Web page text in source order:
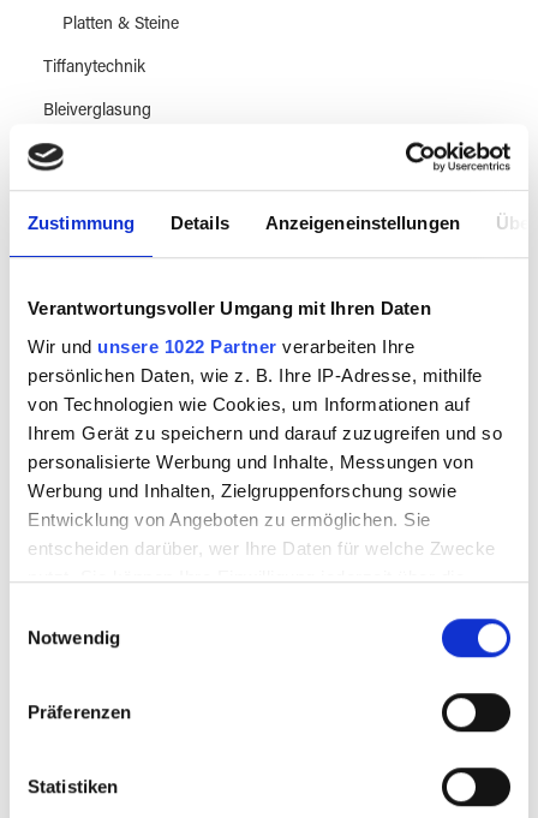
Zustimmung Details Anzeigeneinstellungen
Verantwortungsvoller Umgang mit Ihren Daten
Wir und unsere 1022 Partner verarbeiten Ihre
persönlichen Daten, wie z. B. Ihre IP-Adresse, mithilfe
von Technologien wie Cookies, um Informationen auf
Ihrem Gerät zu speichern und darauf zuzugreifen und so
personalisierte Werbung und Inhalte, Messungen von
Werbung und Inhalten, Zielgruppenforschung sowie
Entwicklung von Angeboten zu ermöglichen. Sie
entscheiden darüber, wer Ihre Daten für welche Zwecke
nutzt. Sie können Ihre Einwilligung jederzeit über die
Trigger Symbol ändern oder widerrufen
Informationen über Ihre geografische Lage
können
Notwendig
Präferenzen
Statistiken
Platten & Steine
Tiffanytechnik
Bleiverglasung
Mosaiktechnik
Glasmalerei
Glasbeschichtungen & Reinigung
Displays & Montage
Hygiene & Sicherheit
Metal Oxidation
Literatur
Leerflaschen & Verpackung
Sale